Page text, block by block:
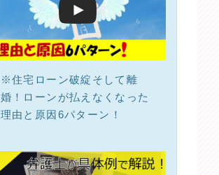
※住宅ローン破綻そして離
婚！ローンが払えなくなった
理由と原因6パターン！